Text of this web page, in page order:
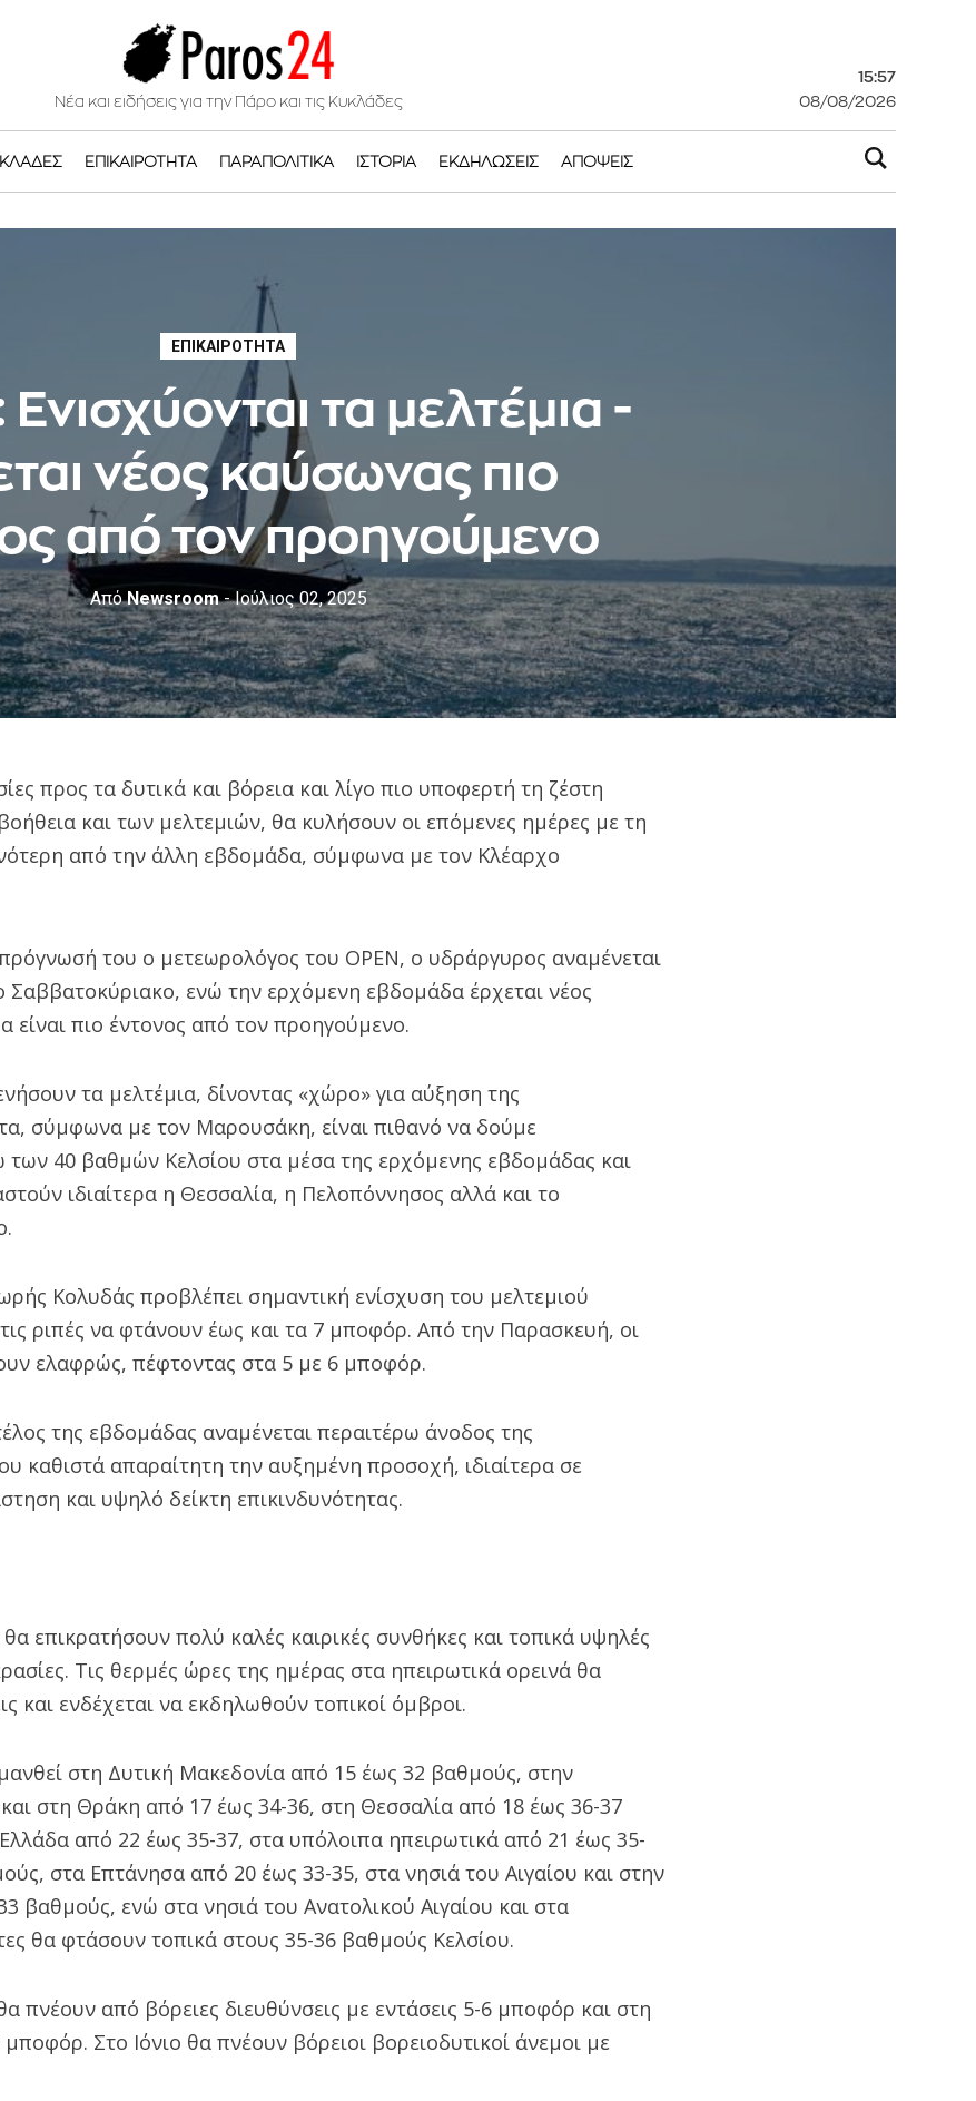
Νέα και ειδήσεις για την Πάρο και τις Κυκλάδες
15:57
08/08/2026
ΕΠΙΚΑΙΡΌΤΗΤΑ ΠΑΡΑΠΟΛΙΤΙΚΆ ΙΣΤΟΡΊΑ ΕΚΔΗΛΏΣΕΙΣ ΑΠΌΨΕΙΣ
ΕΠΙΚΑΙΡΌΤΗΤΑ
Ενισχύονται τα μελτέμια -
νέoς καύσωνας πιο
από τον προηγούμενο
ΑπόNewsroom - Ιούλιος 02, 2025
προς τα δυτικά και βόρεια και λίγο πιο υποφερτή τη ζέστη
και των μελτεμιών, θα κυλήσουν οι επόμενες ημέρες με τη
από την άλλη εβδομάδα, σύμφωνα με τον Κλέαρχο
του ο μετεωρολόγος του OPEN, ο υδράργυρος αναμένεται
Σαββατοκύριακο, ενώ την ερχόμενη εβδομάδα έρχεται νέος
είναι πιο έντονος από τον προηγούμενο.
τα μελτέμια, δίνοντας «χώρο» για αύξηση της
σύμφωνα με τον Μαρουσάκη, είναι πιθανό να δούμε
των 40 βαθμών Κελσίου στα μέσα της ερχόμενης εβδομάδας και
ιδιαίτερα η Θεσσαλία, η Πελοπόννησος αλλά και το
Κολυδάς προβλέπει σημαντική ενίσχυση του μελτεμιού
ριπές να φτάνουν έως και τα 7 μποφόρ. Από την Παρασκευή, οι
ελαφρώς, πέφτοντας στα 5 με 6 μποφόρ.
της εβδομάδας αναμένεται περαιτέρω άνοδος της
καθιστά απαραίτητη την αυξημένη προσοχή, ιδιαίτερα σε
και υψηλό δείκτη επικινδυνότητας.
επικρατήσουν πολύ καλές καιρικές συνθήκες και τοπικά υψηλές
Τις θερμές ώρες της ημέρας στα ηπειρωτικά ορεινά θα
και ενδέχεται να εκδηλωθούν τοπικοί όμβροι.
στη Δυτική Μακεδονία από 15 έως 32 βαθμούς, στην
στη Θράκη από 17 έως 34-36, στη Θεσσαλία από 18 έως 36-37
από 22 έως 35-37, στα υπόλοιπα ηπειρωτικά από 21 έως 35-
στα Επτάνησα από 20 έως 33-35, στα νησιά του Αιγαίου και στην
βαθμούς, ενώ στα νησιά του Ανατολικού Αιγαίου και στα
θα φτάσουν τοπικά στους 35-36 βαθμούς Κελσίου.
πνέουν από βόρειες διευθύνσεις με εντάσεις 5-6 μποφόρ και στη
Στο Ιόνιο θα πνέουν βόρειοι βορειοδυτικοί άνεμοι με